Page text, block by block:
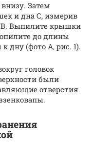
Затем
и дна С, измерив
Выпилите крышки
до длины
дну (фото А, рис. 1).
головок
были
отверстия